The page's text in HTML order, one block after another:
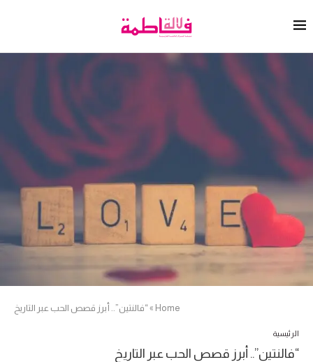
Home
»“فالنتين”.. أبرز قصص الحب عبر التاريخ
الرئيسية
“فالنتين”.. أبرز قصص الحب عبر التاريخ